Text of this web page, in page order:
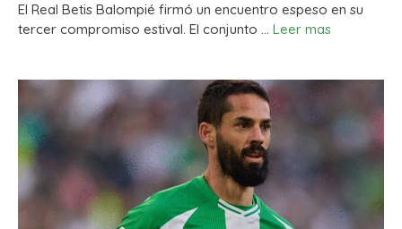
El Real Betis Balompié firmó un encuentro espeso en su
tercer compromiso estival. El conjunto … Leer mas